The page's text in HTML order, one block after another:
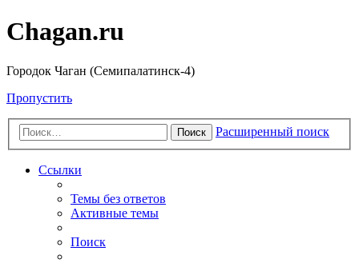
Chagan.ru
Городок Чаган (Семипалатинск-4)
Пропустить
Поиск Расширенный поиск
Ссылки
Темы без ответов
Активные темы
Поиск